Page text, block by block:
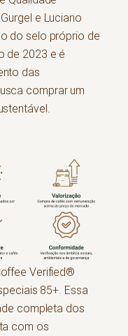
e Luciano
do selo próprio de
de 2023 e é
das
comprar um
Verified®
85+. Essa
completa dos
com os